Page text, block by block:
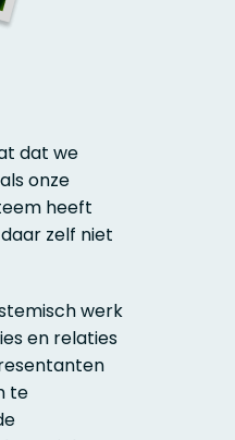
dat we
onze
heeft
zelf niet
werk
en relaties
te